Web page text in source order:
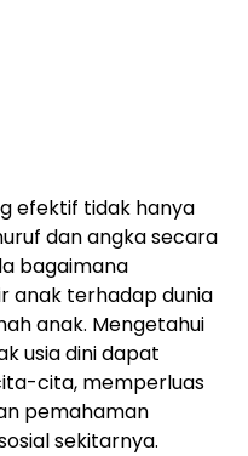
efektif tidak hanya
dan angka secara
bagaimana
anak terhadap dunia
anak. Mengetahui
usia dini dapat
cita, memperluas
pemahaman
sekitarnya.